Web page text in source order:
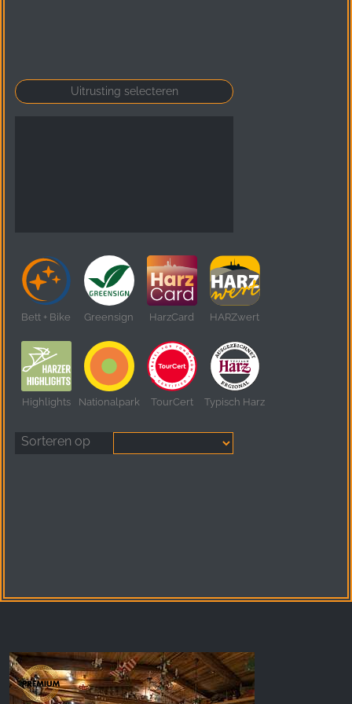
Bett + Bike Greensign HarzCard HARZwert
Highlights Nationalpark TourCert Typisch Harz
Sorteren op